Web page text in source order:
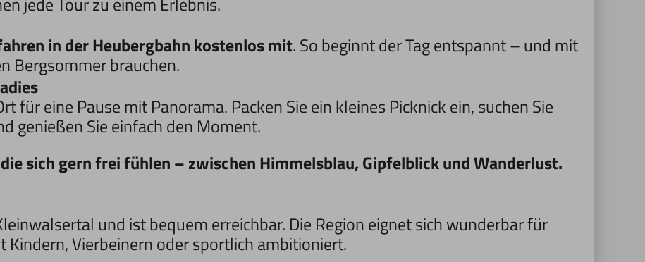
in der Heubergbahn kostenlos mit. So beginnt der Tag entspannt – und mit
Bergsommer brauchen.
für eine Pause mit Panorama. Packen Sie ein kleines Picknick ein, suchen Sie
genießen Sie einfach den Moment.
sich gern frei fühlen – zwischen Himmelsblau, Gipfelblick und Wanderlust.
und ist bequem erreichbar. Die Region eignet sich wunderbar für
Vierbeinern oder sportlich ambitioniert.